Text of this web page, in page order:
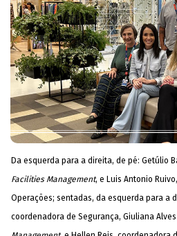
Da esquerda para a direita, de pé: Getúlio
Facilities Management, e Luis Antonio
Operações; sentadas, da esquerda para a
coordenadora de Segurança, Giuliana